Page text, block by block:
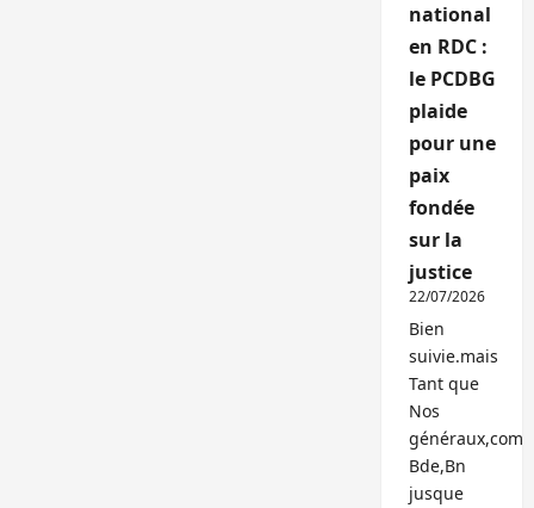
national
en RDC :
le PCDBG
plaide
pour une
paix
fondée
sur la
justice
22/07/2026
Bien
suivie.mais
Tant que
Nos
généraux,com
Bde,Bn
jusque